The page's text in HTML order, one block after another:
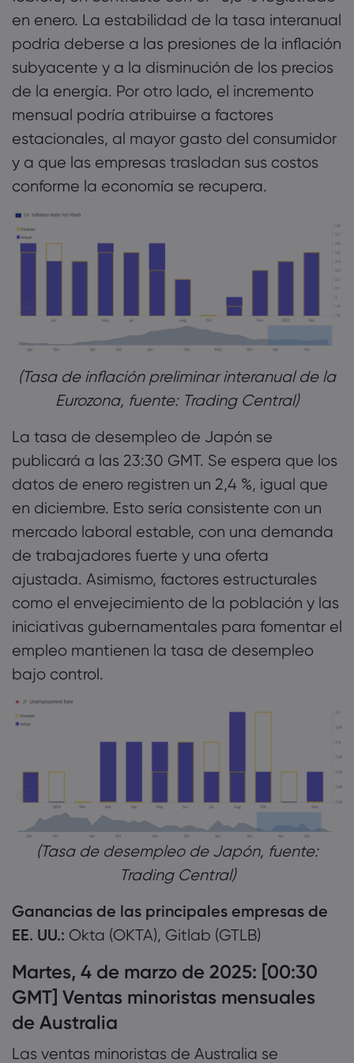
en enero. La estabilidad de la tasa interanual
podría deberse a las presiones de la inflación
subyacente y a la disminución de los precios
de la energía. Por otro lado, el incremento
mensual podría atribuirse a factores
estacionales, al mayor gasto del consumidor
y a que las empresas trasladan sus costos
conforme la economía se recupera.
(Tasa de inflación preliminar interanual de la
Eurozona, fuente: Trading Central)
La tasa de desempleo de Japón se
publicará a las 23:30 GMT. Se espera que los
datos de enero registren un 2,4 %, igual que
en diciembre. Esto sería consistente con un
mercado laboral estable, con una demanda
de trabajadores fuerte y una oferta
ajustada. Asimismo, factores estructurales
como el envejecimiento de la población y las
iniciativas gubernamentales para fomentar el
empleo mantienen la tasa de desempleo
bajo control.
(Tasa de desempleo de Japón, fuente:
Trading Central)
Ganancias de las principales empresas de
EE. UU.: Okta (OKTA), Gitlab (GTLB)
Martes, 4 de marzo de 2025: [00:30
GMT] Ventas minoristas mensuales
de Australia
Las ventas minoristas de Australia se